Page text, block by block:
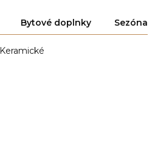
Bytové doplnky Sezóna
Keramické